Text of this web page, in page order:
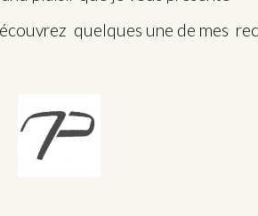
quelques une de mes